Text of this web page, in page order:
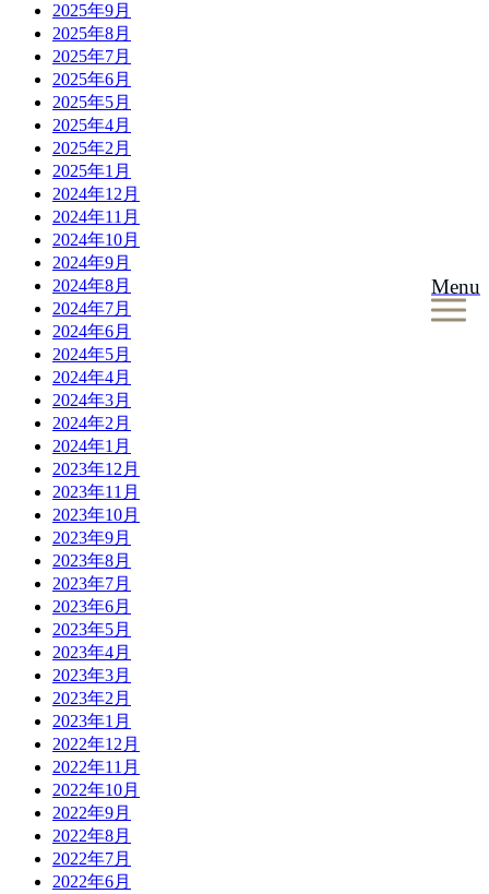
Menu
2025年9月
2025年8月
2025年7月
2025年6月
2025年5月
2025年4月
2025年2月
2025年1月
2024年12月
2024年11月
2024年10月
2024年9月
2024年8月
2024年7月
2024年6月
2024年5月
2024年4月
2024年3月
2024年2月
2024年1月
2023年12月
2023年11月
2023年10月
2023年9月
2023年8月
2023年7月
2023年6月
2023年5月
2023年4月
2023年3月
2023年2月
2023年1月
2022年12月
2022年11月
2022年10月
2022年9月
2022年8月
2022年7月
2022年6月